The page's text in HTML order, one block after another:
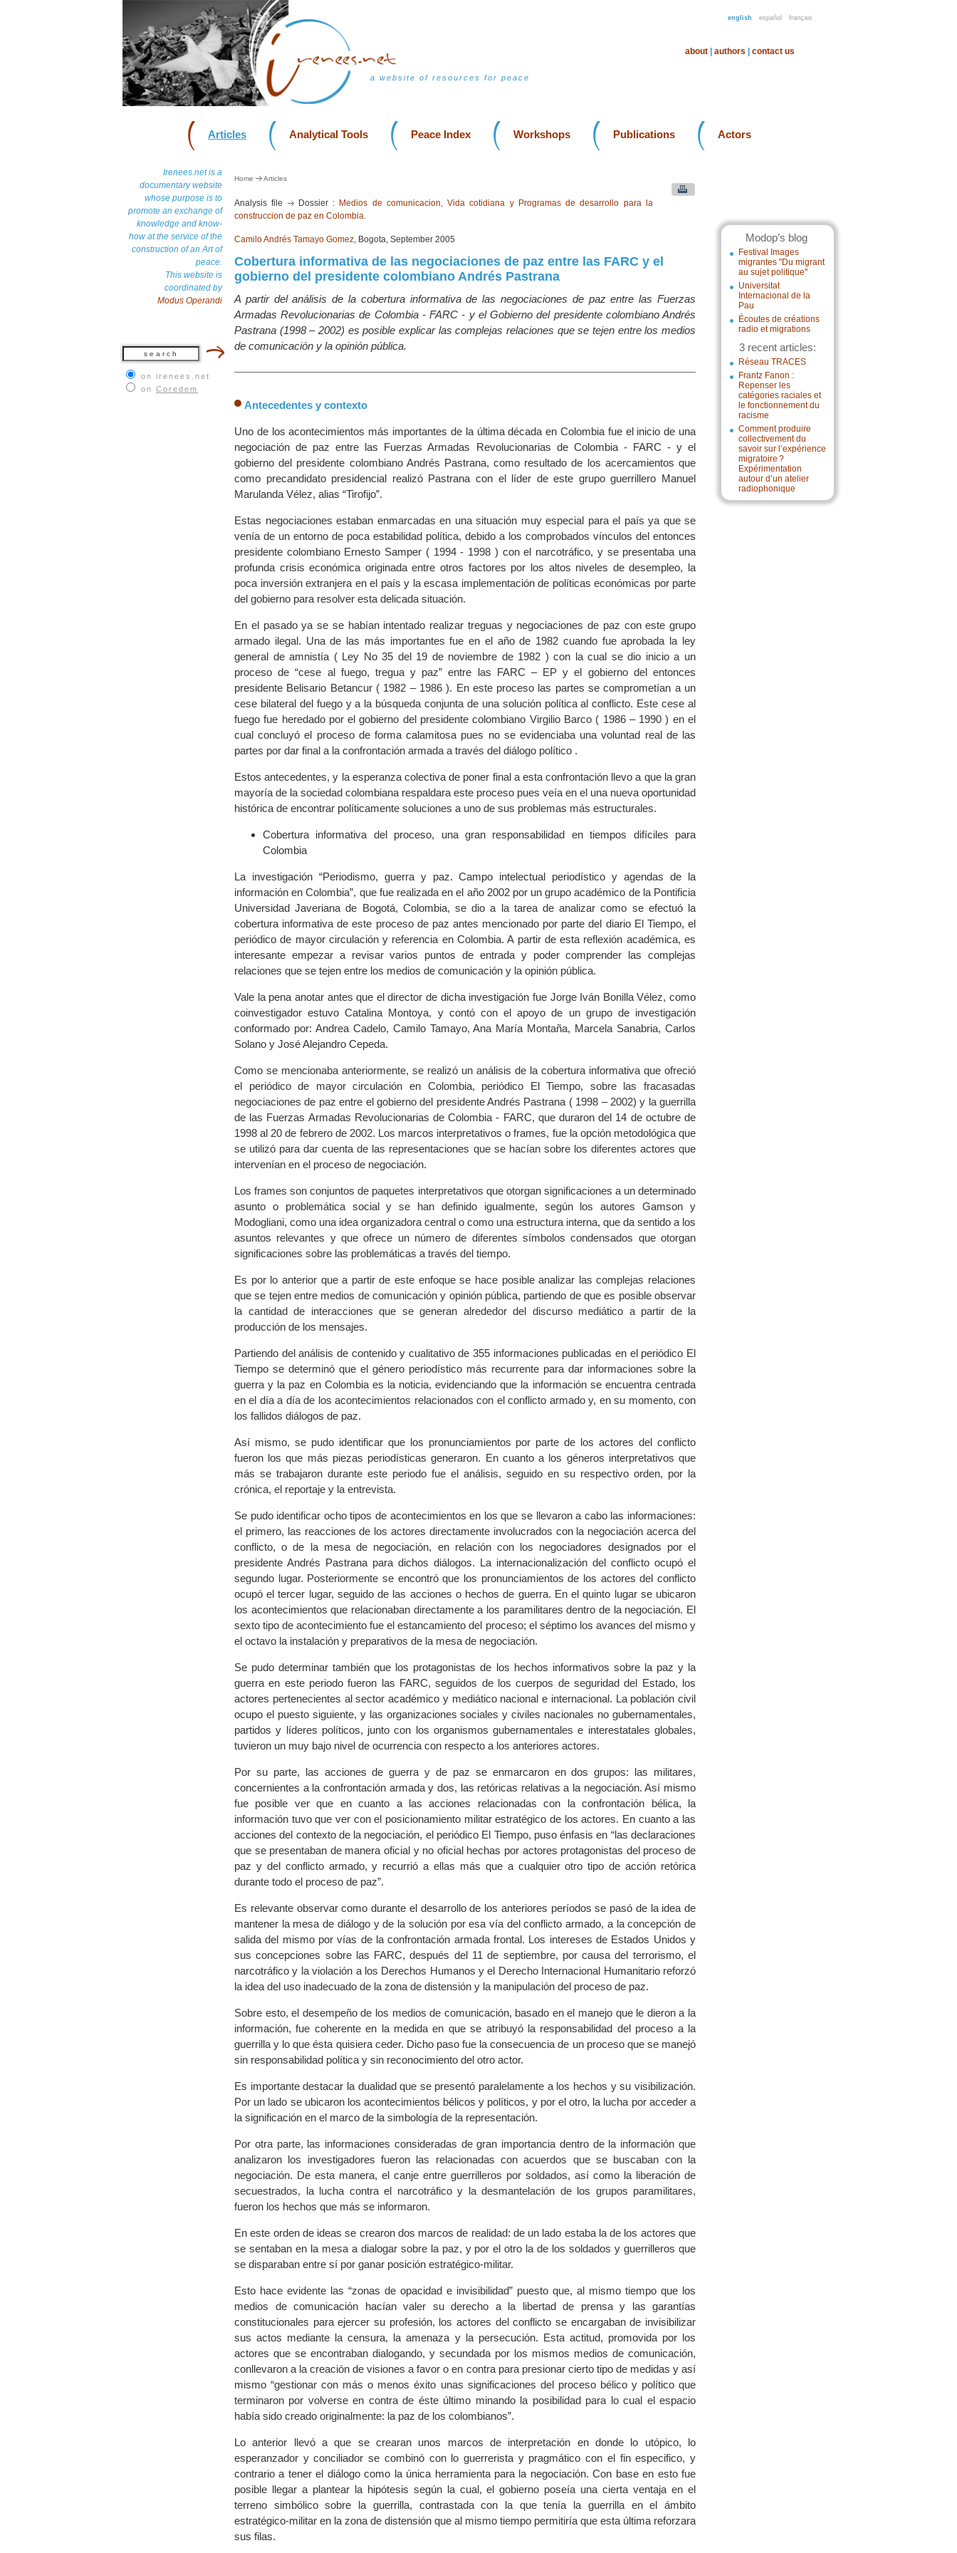
english español français
a website of resources for peace
about authors contact us
Articles Analytical Tools Peace Index Workshops Publications Actors
Irenees.net is a
documentary website
whose purpose is to
promote an exchange of
knowledge and know-
how at the service of the
construction of an Art of
peace.
This website is
coordinated by
Modus Operandi
on irenees.net
on Coredem
Modop’s blog
Festival Images
migrantes "Du migrant
au sujet politique"
Universitat
Internacional de la
Pau
Écoutes de créations
radio et migrations
3 recent articles:
Réseau TRACES
Frantz Fanon :
Repenser les
catégories raciales et
le fonctionnement du
racisme
Comment produire
collectivement du
savoir sur l’expérience
migratoire ?
Expérimentation
autour d’un atelier
radiophonique
Home Articles
Analysis file Dossier : Medios de comunicacion, Vida cotidiana y Programas de desarrollo para la
construccion de paz en Colombia.
Camilo Andrés Tamayo Gomez, Bogota, September 2005
Cobertura informativa de las negociaciones de paz entre las FARC y el
gobierno del presidente colombiano Andrés Pastrana
A partir del análisis de la cobertura informativa de las negociaciones de paz entre las Fuerzas
Armadas Revolucionarias de Colombia - FARC - y el Gobierno del presidente colombiano Andrés
Pastrana (1998 – 2002) es posible explicar las complejas relaciones que se tejen entre los medios
de comunicación y la opinión pública.
Antecedentes y contexto
Uno de los acontecimientos más importantes de la última década en Colombia fue el inicio de una
negociación de paz entre las Fuerzas Armadas Revolucionarias de Colombia - FARC - y el
gobierno del presidente colombiano Andrés Pastrana, como resultado de los acercamientos que
como precandidato presidencial realizó Pastrana con el líder de este grupo guerrillero Manuel
Marulanda Vélez, alias “Tirofijo”.
Estas negociaciones estaban enmarcadas en una situación muy especial para el país ya que se
venía de un entorno de poca estabilidad política, debido a los comprobados vínculos del entonces
presidente colombiano Ernesto Samper ( 1994 - 1998 ) con el narcotráfico, y se presentaba una
profunda crisis económica originada entre otros factores por los altos niveles de desempleo, la
poca inversión extranjera en el país y la escasa implementación de políticas económicas por parte
del gobierno para resolver esta delicada situación.
En el pasado ya se se habían intentado realizar treguas y negociaciones de paz con este grupo
armado ilegal. Una de las más importantes fue en el año de 1982 cuando fue aprobada la ley
general de amnistía ( Ley No 35 del 19 de noviembre de 1982 ) con la cual se dio inicio a un
proceso de “cese al fuego, tregua y paz” entre las FARC – EP y el gobierno del entonces
presidente Belisario Betancur ( 1982 – 1986 ). En este proceso las partes se comprometían a un
cese bilateral del fuego y a la búsqueda conjunta de una solución política al conflicto. Este cese al
fuego fue heredado por el gobierno del presidente colombiano Virgilio Barco ( 1986 – 1990 ) en el
cual concluyó el proceso de forma calamitosa pues no se evidenciaba una voluntad real de las
partes por dar final a la confrontación armada a través del diálogo político .
Estos antecedentes, y la esperanza colectiva de poner final a esta confrontación llevo a que la gran
mayoría de la sociedad colombiana respaldara este proceso pues veía en el una nueva oportunidad
histórica de encontrar políticamente soluciones a uno de sus problemas más estructurales.
Cobertura informativa del proceso, una gran responsabilidad en tiempos difíciles para
Colombia
La investigación “Periodismo, guerra y paz. Campo intelectual periodístico y agendas de la
información en Colombia”, que fue realizada en el año 2002 por un grupo académico de la Pontificia
Universidad Javeriana de Bogotá, Colombia, se dio a la tarea de analizar como se efectuó la
cobertura informativa de este proceso de paz antes mencionado por parte del diario El Tiempo, el
periódico de mayor circulación y referencia en Colombia. A partir de esta reflexión académica, es
interesante empezar a revisar varios puntos de entrada y poder comprender las complejas
relaciones que se tejen entre los medios de comunicación y la opinión pública.
Vale la pena anotar antes que el director de dicha investigación fue Jorge Iván Bonilla Vélez, como
coinvestigador estuvo Catalina Montoya, y contó con el apoyo de un grupo de investigación
conformado por: Andrea Cadelo, Camilo Tamayo, Ana María Montaña, Marcela Sanabria, Carlos
Solano y José Alejandro Cepeda.
Como se mencionaba anteriormente, se realizó un análisis de la cobertura informativa que ofreció
el periódico de mayor circulación en Colombia, periódico El Tiempo, sobre las fracasadas
negociaciones de paz entre el gobierno del presidente Andrés Pastrana ( 1998 – 2002) y la guerrilla
de las Fuerzas Armadas Revolucionarias de Colombia - FARC, que duraron del 14 de octubre de
1998 al 20 de febrero de 2002. Los marcos interpretativos o frames, fue la opción metodológica que
se utilizó para dar cuenta de las representaciones que se hacían sobre los diferentes actores que
intervenían en el proceso de negociación.
Los frames son conjuntos de paquetes interpretativos que otorgan significaciones a un determinado
asunto o problemática social y se han definido igualmente, según los autores Gamson y
Modogliani, como una idea organizadora central o como una estructura interna, que da sentido a los
asuntos relevantes y que ofrece un número de diferentes símbolos condensados que otorgan
significaciones sobre las problemáticas a través del tiempo.
Es por lo anterior que a partir de este enfoque se hace posible analizar las complejas relaciones
que se tejen entre medios de comunicación y opinión pública, partiendo de que es posible observar
la cantidad de interacciones que se generan alrededor del discurso mediático a partir de la
producción de los mensajes.
Partiendo del análisis de contenido y cualitativo de 355 informaciones publicadas en el periódico El
Tiempo se determinó que el género periodístico más recurrente para dar informaciones sobre la
guerra y la paz en Colombia es la noticia, evidenciando que la información se encuentra centrada
en el día a día de los acontecimientos relacionados con el conflicto armado y, en su momento, con
los fallidos diálogos de paz.
Así mismo, se pudo identificar que los pronunciamientos por parte de los actores del conflicto
fueron los que más piezas periodísticas generaron. En cuanto a los géneros interpretativos que
más se trabajaron durante este periodo fue el análisis, seguido en su respectivo orden, por la
crónica, el reportaje y la entrevista.
Se pudo identificar ocho tipos de acontecimientos en los que se llevaron a cabo las informaciones:
el primero, las reacciones de los actores directamente involucrados con la negociación acerca del
conflicto, o de la mesa de negociación, en relación con los negociadores designados por el
presidente Andrés Pastrana para dichos diálogos. La internacionalización del conflicto ocupó el
segundo lugar. Posteriormente se encontró que los pronunciamientos de los actores del conflicto
ocupó el tercer lugar, seguido de las acciones o hechos de guerra. En el quinto lugar se ubicaron
los acontecimientos que relacionaban directamente a los paramilitares dentro de la negociación. El
sexto tipo de acontecimiento fue el estancamiento del proceso; el séptimo los avances del mismo y
el octavo la instalación y preparativos de la mesa de negociación.
Se pudo determinar también que los protagonistas de los hechos informativos sobre la paz y la
guerra en este periodo fueron las FARC, seguidos de los cuerpos de seguridad del Estado, los
actores pertenecientes al sector académico y mediático nacional e internacional. La población civil
ocupo el puesto siguiente, y las organizaciones sociales y civiles nacionales no gubernamentales,
partidos y líderes políticos, junto con los organismos gubernamentales e interestatales globales,
tuvieron un muy bajo nivel de ocurrencia con respecto a los anteriores actores.
Por su parte, las acciones de guerra y de paz se enmarcaron en dos grupos: las militares,
concernientes a la confrontación armada y dos, las retóricas relativas a la negociación. Así mismo
fue posible ver que en cuanto a las acciones relacionadas con la confrontación bélica, la
información tuvo que ver con el posicionamiento militar estratégico de los actores. En cuanto a las
acciones del contexto de la negociación, el periódico El Tiempo, puso énfasis en “las declaraciones
que se presentaban de manera oficial y no oficial hechas por actores protagonistas del proceso de
paz y del conflicto armado, y recurrió a ellas más que a cualquier otro tipo de acción retórica
durante todo el proceso de paz”.
Es relevante observar como durante el desarrollo de los anteriores períodos se pasó de la idea de
mantener la mesa de diálogo y de la solución por esa vía del conflicto armado, a la concepción de
salida del mismo por vías de la confrontación armada frontal. Los intereses de Estados Unidos y
sus concepciones sobre las FARC, después del 11 de septiembre, por causa del terrorismo, el
narcotráfico y la violación a los Derechos Humanos y el Derecho Internacional Humanitario reforzó
la idea del uso inadecuado de la zona de distensión y la manipulación del proceso de paz.
Sobre esto, el desempeño de los medios de comunicación, basado en el manejo que le dieron a la
información, fue coherente en la medida en que se atribuyó la responsabilidad del proceso a la
guerrilla y lo que ésta quisiera ceder. Dicho paso fue la consecuencia de un proceso que se manejó
sin responsabilidad política y sin reconocimiento del otro actor.
Es importante destacar la dualidad que se presentó paralelamente a los hechos y su visibilización.
Por un lado se ubicaron los acontecimientos bélicos y políticos, y por el otro, la lucha por acceder a
la significación en el marco de la simbología de la representación.
Por otra parte, las informaciones consideradas de gran importancia dentro de la información que
analizaron los investigadores fueron las relacionadas con acuerdos que se buscaban con la
negociación. De esta manera, el canje entre guerrilleros por soldados, así como la liberación de
secuestrados, la lucha contra el narcotráfico y la desmantelación de los grupos paramilitares,
fueron los hechos que más se informaron.
En este orden de ideas se crearon dos marcos de realidad: de un lado estaba la de los actores que
se sentaban en la mesa a dialogar sobre la paz, y por el otro la de los soldados y guerrilleros que
se disparaban entre sí por ganar posición estratégico-militar.
Esto hace evidente las “zonas de opacidad e invisibilidad” puesto que, al mismo tiempo que los
medios de comunicación hacían valer su derecho a la libertad de prensa y las garantías
constitucionales para ejercer su profesión, los actores del conflicto se encargaban de invisibilizar
sus actos mediante la censura, la amenaza y la persecución. Esta actitud, promovida por los
actores que se encontraban dialogando, y secundada por los mismos medios de comunicación,
conllevaron a la creación de visiones a favor o en contra para presionar cierto tipo de medidas y así
mismo “gestionar con más o menos éxito unas significaciones del proceso bélico y político que
terminaron por volverse en contra de éste último minando la posibilidad para lo cual el espacio
había sido creado originalmente: la paz de los colombianos”.
Lo anterior llevó a que se crearan unos marcos de interpretación en donde lo utópico, lo
esperanzador y conciliador se combinó con lo guerrerista y pragmático con el fin especifico, y
contrario a tener el diálogo como la única herramienta para la negociación. Con base en esto fue
posible llegar a plantear la hipótesis según la cual, el gobierno poseía una cierta ventaja en el
terreno simbólico sobre la guerrilla, contrastada con la que tenía la guerrilla en el ámbito
estratégico-militar en la zona de distensión que al mismo tiempo permitiría que esta última reforzara
sus filas.